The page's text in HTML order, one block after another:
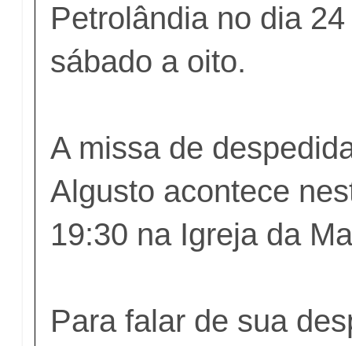
Petrolândia no dia
sábado a oito.
A missa de
Algusto acontece
19:30 na Igreja da
Para falar de sua